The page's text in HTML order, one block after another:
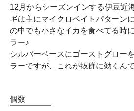
12月からシーズンインする伊豆近
ギは主にマイクロベイトパターン
の中でも小さなイカを食べてる時
ラー♪
シルバーベースにゴーストグロー
ラーですが、これが抜群に効くんで
個数